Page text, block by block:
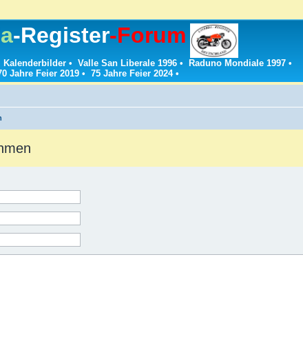
-Register-Forum
Kalenderbilder • Valle San Liberale 1996 • Raduno Mondiale 1997 •
Jahre Feier 2019 • 75 Jahre Feier 2024•